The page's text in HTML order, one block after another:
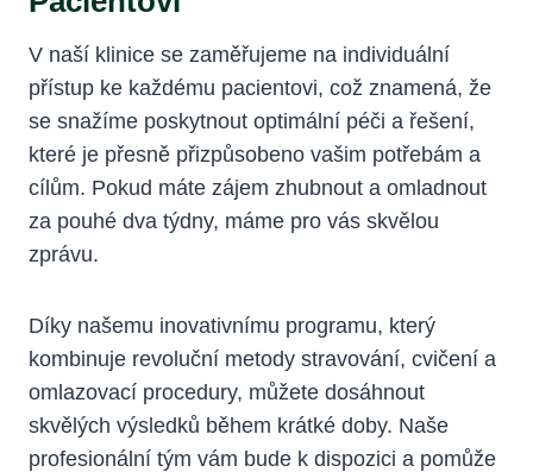
V naší klinice se zaměřujeme na individuální
přístup ke každému pacientovi, což znamená, že
se snažíme ‌poskytnout optimální péči a řešení,
které je přesně ‌přizpůsobeno vašim ⁤potřebám a
cílům. Pokud máte zájem zhubnout a omladnout
za pouhé dva týdny, máme‍ pro vás skvělou
zprávu.
Díky​ našemu inovativnímu programu, který
kombinuje ⁣revoluční metody ⁢stravování, cvičení a
omlazovací procedury, můžete dosáhnout
skvělých výsledků ⁣během krátké doby. Naše
profesionální tým​ vám bude k dispozici a pomůže